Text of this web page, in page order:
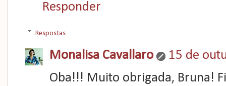
Responder
Respostas
Monalisa Cavallaro
15 de
Oba!!! Muito obrigada, Bruna!